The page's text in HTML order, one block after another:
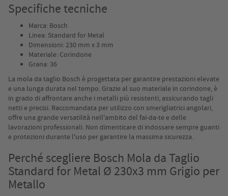
Specifiche tecniche
Marca: Bosch
Linea: Standard for Metal
Dimensioni: 230 mm x 3 mm
Materiale: Corindone
Grana: 36
La mola da taglio Bosch è progettata per garantire prestazioni elevate
e una lunga durata nel tempo. Grazie al suo materiale in corindone, è
in grado di affrontare anche i metalli più resistenti, assicurando tagli
netti e precisi. Raccomandata per utilizzo con smerigliatrici angolari,
offre una grande versatilità nell'ambito del fai-da-te e delle
lavorazioni professionali. Non dimenticare di indossare sempre guanti
e protezioni durante l'uso per garantire la massima sicurezza.
Perché scegliere Bosch Mola da Taglio
Standard for Metal Ø 230x3 mm Grigio per
Metallo